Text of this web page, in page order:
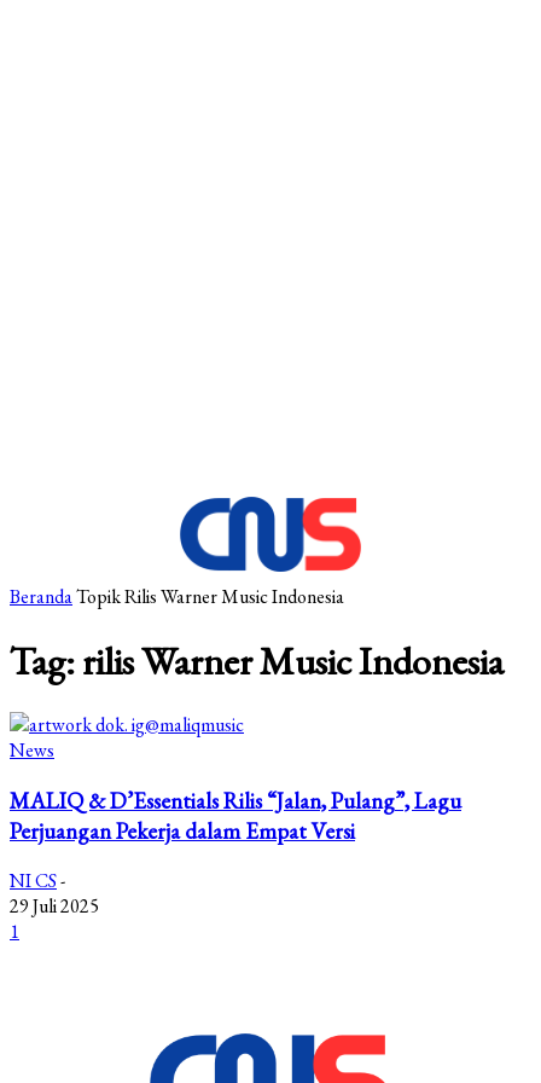
BerandaTopikRilis Warner Music Indonesia
Tag: rilis Warner Music Indonesia
News
MALIQ & D’Essentials Rilis “Jalan, Pulang”, Lagu
Perjuangan Pekerja dalam Empat Versi
NI CS-
29 Juli 2025
1